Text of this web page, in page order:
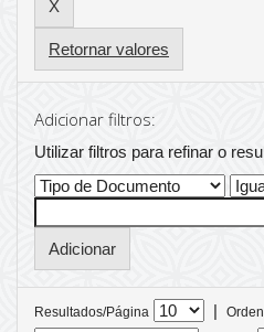
Retornar valores
Adicionar filtros:
Utilizar filtros para refinar o
Resultados/Página |